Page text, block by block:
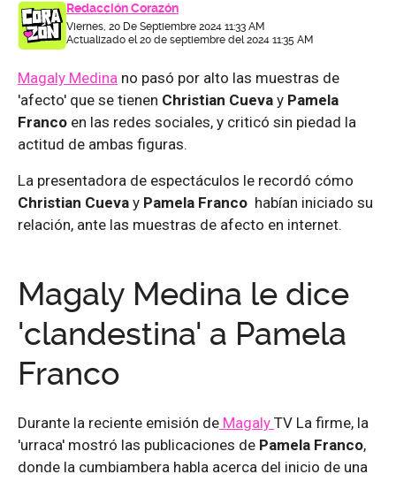
Redacción Corazón
Viernes, 20 De Septiembre 2024 11:33 AM
Actualizado el 20 de septiembre del 2024 11:35 AM
Magaly Medina no pasó por alto las muestras de
'afecto' que se tienen Christian Cueva y Pamela
Franco en las redes sociales, y criticó sin piedad la
actitud de ambas figuras.
La presentadora de espectáculos le recordó cómo
Christian Cueva y Pamela Franco habían iniciado su
relación, ante las muestras de afecto en internet.
Magaly Medina le dice
'clandestina' a Pamela
Franco
Durante la reciente emisión de Magaly TV La firme, la
'urraca' mostró las publicaciones de Pamela Franco,
donde la cumbiambera habla acerca del inicio de una